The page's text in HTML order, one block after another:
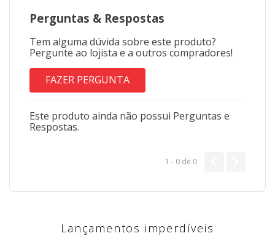
Perguntas & Respostas
Tem alguma dúvida sobre este produto?
Pergunte ao lojista e a outros compradores!
FAZER PERGUNTA
Este produto ainda não possui Perguntas e
Respostas.
1 - 0 de 0
Lançamentos imperdíveis